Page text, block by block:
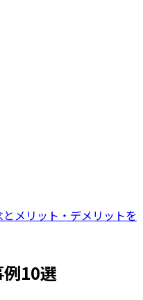
メリット・デメリットを
10選